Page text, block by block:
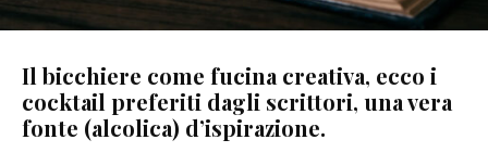
Il bicchiere come fucina creativa, ecco i
cocktail preferiti dagli scrittori, una vera
fonte (alcolica) d’ispirazione.